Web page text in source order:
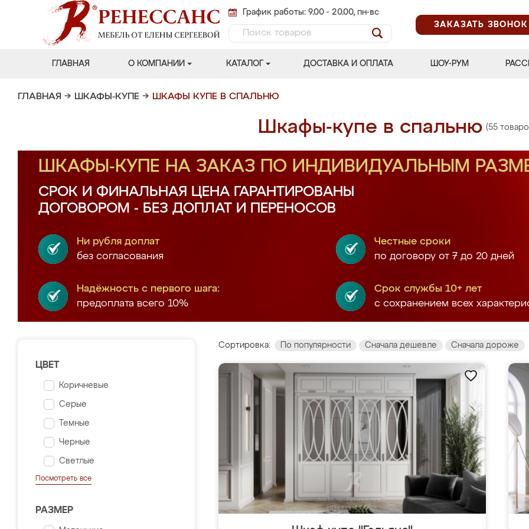
График работы: 9.00 - 20.00, пн-вс
ЗАКАЗАТЬ ЗВОНОК
ГЛАВНАЯ О КОМПАНИИ КАТАЛОГ ДОСТАВКА И ОПЛАТА ШОУ-РУМ
ГЛАВНАЯ → ШКАФЫ-КУПЕ → ШКАФЫ КУПЕ В СПАЛЬНЮ
Шкафы-купе в спальню (55
ШКАФЫ-КУПЕ НА ЗАКАЗ ПО ИНДИВИДУАЛЬНЫМ
СРОК И ФИНАЛЬНАЯ ЦЕНА ГАРАНТИРОВАНЫ
ДОГОВОРОМ - БЕЗ ДОПЛАТ И ПЕРЕНОСОВ
Ни рубля доплат
без согласования
Честные сроки
по договору от 7 до 20 дней
Надёжность с первого шага:
предоплата всего 10%
Срок службы 10+ лет
с сохранением всех
ЦВЕТ
Коричневые
Серые
Темные
Черные
Светлые
Посмотреть все
РАЗМЕР
Сортировка: По популярности Сначала дешевле Сначала дороже